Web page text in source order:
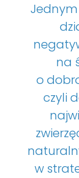
na
o
czyli
w